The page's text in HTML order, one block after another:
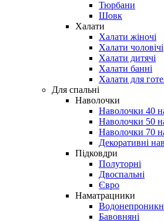
Тюрбани
Шовк
Халати
Халати жіночі
Халати чоловічі
Халати дитячі
Халати банні
Халати для
Для спальні
Наволочки
Наволочки 40
Наволочки 50
Наволочки 70
Декоративні
Підковдри
Полуторні
Двоспальні
Євро
Наматрацники
Бавовняні